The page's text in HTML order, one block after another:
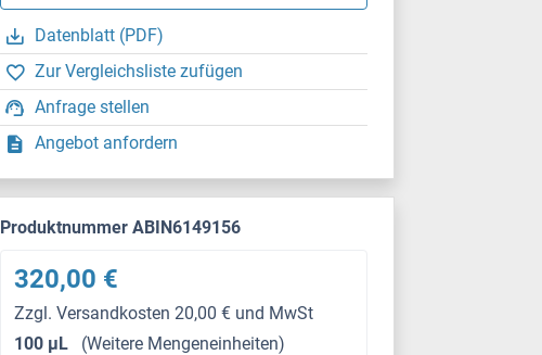
Datenblatt (PDF)
Zur Vergleichsliste zufügen
Anfrage stellen
Angebot anfordern
Produktnummer ABIN6149156
320,00 €
Zzgl. Versandkosten 20,00 € und MwSt
100 μL
(Weitere Mengeneinheiten)